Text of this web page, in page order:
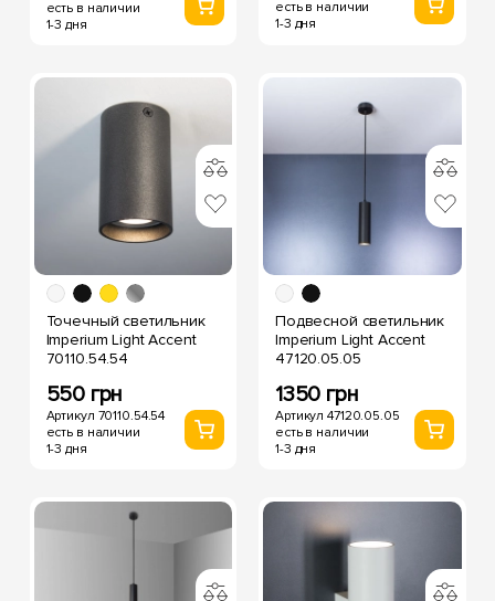
есть в наличии
1-3 дня
есть в наличии
1-3 дня
Точечный светильник
Imperium Light Accent
70110.54.54
550 грн
Артикул 70110.54.54
есть в наличии
1-3 дня
Подвесной светильник
Imperium Light Accent
47120.05.05
1350 грн
Артикул 47120.05.05
есть в наличии
1-3 дня